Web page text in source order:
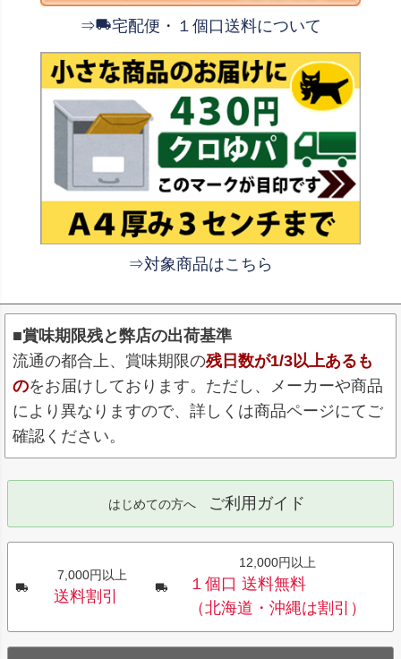
⇒ 宅配便・１個口送料について
⇒対象商品はこちら
■賞味期限残と弊店の出荷基準
流通の都合上、賞味期限の残日数が1/3以上あるも
のをお届けしております。ただし、メーカーや商品
により異なりますので、詳しくは商品ページにてご
確認ください。
はじめての方へ ご利用ガイド
7,000円以上
送料割引
12,000円以上
１個口 送料無料
（北海道・沖縄は割引）